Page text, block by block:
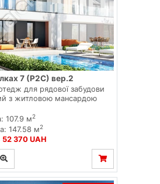
7 (Р2С) вер.2
для рядової забудови
з житловою мансардою
107.9 м2
147.58 м2
52 370 UAH